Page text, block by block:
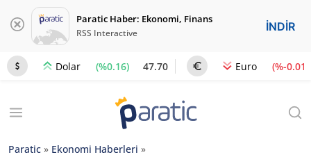
Paratic Haber: Ekonomi, Finans
RSS Interactive İNDİR
Dolar (%0.16) 47.70 Euro (%-0.01)
Paratic » Ekonomi Haberleri »